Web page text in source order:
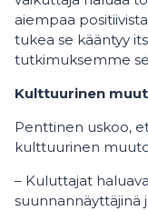
aiempaa
tukea se kääntyy
tutkimuksemme
Kulttuurinen
Penttinen uskoo,
kulttuurinen
– Kuluttajat
suunnannäyttäjinä